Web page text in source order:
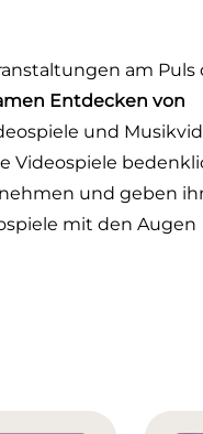
am Puls
Entdecken von
und
Videospiele
und geben
mit den Augen